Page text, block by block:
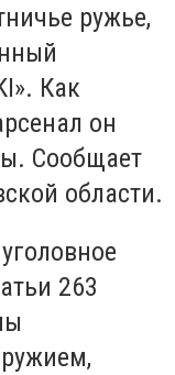
ружье,
Как
он
Сообщает
области.
263